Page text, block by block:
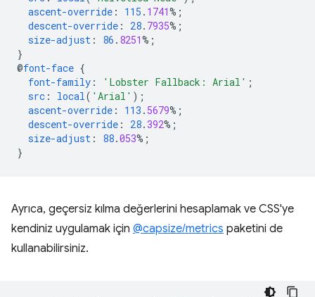
ascent-override : 115 . 1741%;
descent-override : 28. 7935%;
size-adjust : 86 . 8251%;
}
@font-face {
font-family : 'Lobster Fallback: Arial' ;
src : local( 'Arial' );
ascent-override : 113 . 5679%;
descent-override : 28. 392%;
size-adjust : 88.053%;
}
Ayrıca, geçersiz kılma değerlerini hesaplamak ve CSS'ye
kendiniz uygulamak için @capsize/metrics paketini de
kullanabilirsiniz.